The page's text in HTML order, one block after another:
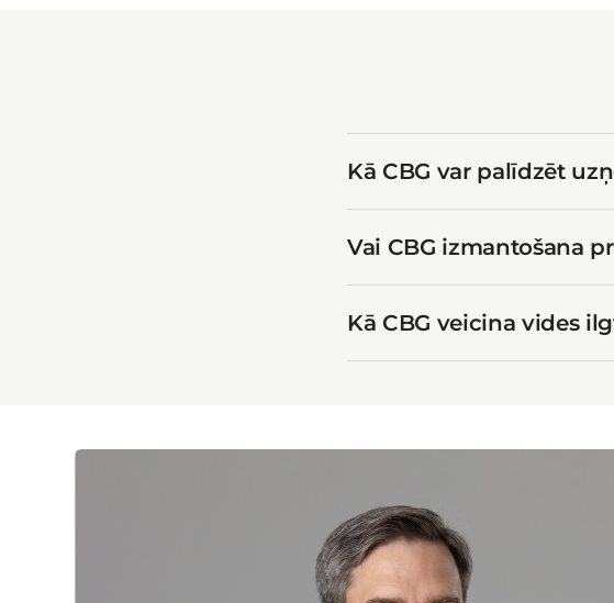
Kā CBG var palīdzēt
Vai CBG izmantošana
Kā CBG veicina vides